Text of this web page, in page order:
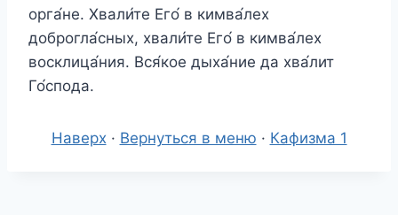
орга́не. Хвали́те Его́ в кимва́лех
доброгла́сных, хвали́те Его́ в кимва́лех
восклица́ния. Вся́кое дыха́ние да хва́лит
Го́спода.
Наверх · Вернуться в меню · Кафизма 1